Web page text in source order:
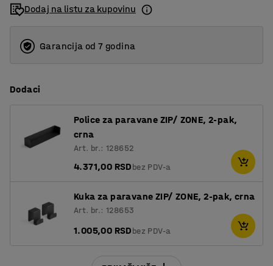
1600
1800
Dodaj na listu za kupovinu
Garancija od 7 godina
Dodaci
Police za paravane ZIP/ ZONE, 2-pak,
crna
Art. br.: 128652
4.371,00 RSDbez PDV-a
Kuka za paravane ZIP/ ZONE, 2-pak, crna
Art. br.: 128653
1.005,00 RSDbez PDV-a